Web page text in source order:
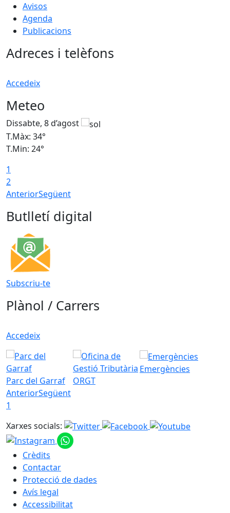
Avisos
Agenda
Publicacions
Adreces i telèfons
Accedeix
Meteo
Dissabte, 8 d’agost
T.Màx: 34°
T.Min: 24°
1
2
AnteriorSegüent
Butlletí digital
Subscriu-te
Plànol / Carrers
Accedeix
Parc del Garraf ORGT
Emergències
AnteriorSegüent
1
Xarxes socials:
Crèdits
Contactar
Protecció de dades
Avís legal
Accessibilitat